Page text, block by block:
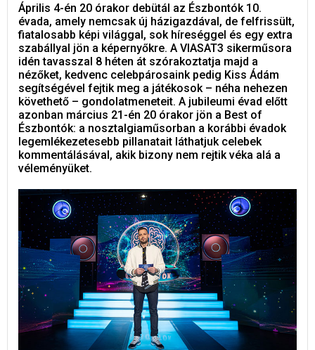
Április 4-én 20 órakor debütál az Észbontók 10.
évada, amely nemcsak új házigazdával, de felfrissült,
fiatalosabb képi világgal, sok híreséggel és egy extra
szabállyal jön a képernyőkre. A VIASAT3 sikerműsora
idén tavasszal 8 héten át szórakoztatja majd a
nézőket, kedvenc celebpárosaink pedig Kiss Ádám
segítségével fejtik meg a játékosok – néha nehezen
követhető – gondolatmeneteit. A jubileumi évad előtt
azonban március 21-én 20 órakor jön a Best of
Észbontók: a nosztalgiaműsorban a korábbi évadok
legemlékezetesebb pillanatait láthatjuk celebek
kommentálásával, akik bizony nem rejtik véka alá a
véleményüket.